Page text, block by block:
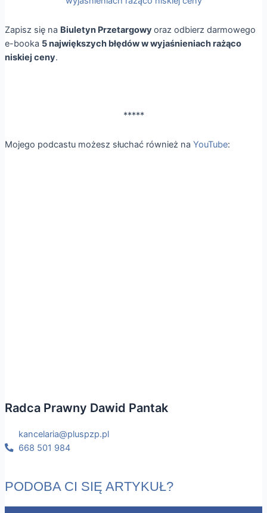
Zapisz się na Biuletyn Przetargowy oraz odbierz darmowego
e-booka 5 największych błędów w wyjaśnieniach rażąco
niskiej ceny.
*****
Mojego podcastu możesz słuchać również na YouTube:
Radca Prawny Dawid Pantak
kancelaria@pluspzp.pl
668 501 984
PODOBA CI SIĘ ARTYKUŁ?